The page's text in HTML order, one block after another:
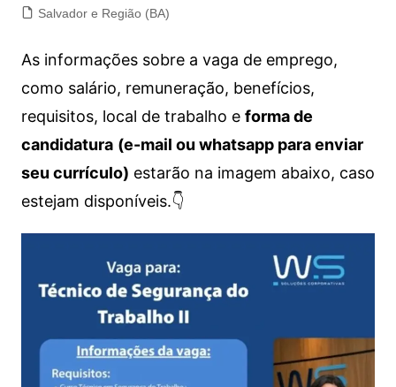
Salvador e Região (BA)
As informações sobre a vaga de emprego,
como salário, remuneração, benefícios,
requisitos, local de trabalho e forma de
candidatura (e-mail ou whatsapp para enviar
seu currículo) estarão na imagem abaixo, caso
estejam disponíveis.👇